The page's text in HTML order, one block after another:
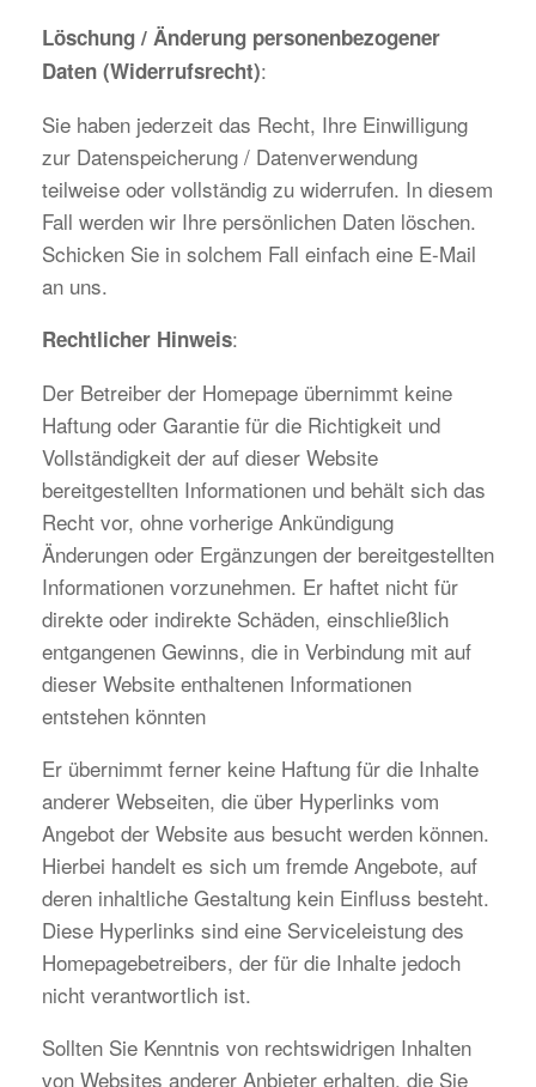
Löschung / Änderung personenbezogener
Daten (Widerrufsrecht):
Sie haben jederzeit das Recht, Ihre Einwilligung
zur Datenspeicherung / Datenverwendung
teilweise oder vollständig zu widerrufen. In diesem
Fall werden wir Ihre persönlichen Daten löschen.
Schicken Sie in solchem Fall einfach eine E-Mail
an uns.
Rechtlicher Hinweis:
Der Betreiber der Homepage übernimmt keine
Haftung oder Garantie für die Richtigkeit und
Vollständigkeit der auf dieser Website
bereitgestellten Informationen und behält sich das
Recht vor, ohne vorherige Ankündigung
Änderungen oder Ergänzungen der bereitgestellten
Informationen vorzunehmen. Er haftet nicht für
direkte oder indirekte Schäden, einschließlich
entgangenen Gewinns, die in Verbindung mit auf
dieser Website enthaltenen Informationen
entstehen könnten
Er übernimmt ferner keine Haftung für die Inhalte
anderer Webseiten, die über Hyperlinks vom
Angebot der Website aus besucht werden können.
Hierbei handelt es sich um fremde Angebote, auf
deren inhaltliche Gestaltung kein Einfluss besteht.
Diese Hyperlinks sind eine Serviceleistung des
Homepagebetreibers, der für die Inhalte jedoch
nicht verantwortlich ist.
Sollten Sie Kenntnis von rechtswidrigen Inhalten
von Websites anderer Anbieter erhalten, die Sie